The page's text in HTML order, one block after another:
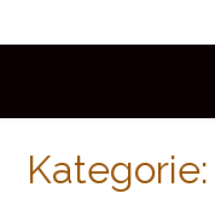
Kategorie: